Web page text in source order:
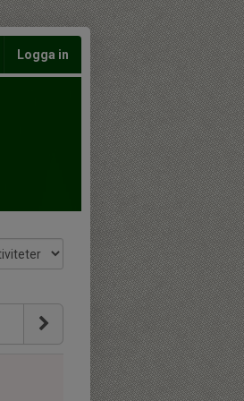
Logga in